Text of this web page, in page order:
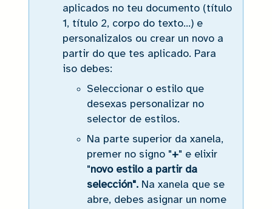
aplicados no teu documento (título
1, título 2, corpo do texto...) e
personalizalos ou crear un novo a
partir do que tes aplicado. Para
iso debes:
Seleccionar o estilo que
desexas personalizar no
selector de estilos.
Na parte superior da xanela,
premer no signo "+" e elixir
"novo estilo a partir da
selección". Na xanela que se
abre, debes asignar un nome